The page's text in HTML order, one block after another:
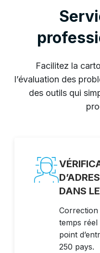
Facilitez la
l’évaluation des
des outils qui
DANS
Correction
temps réel
point
250 pays.